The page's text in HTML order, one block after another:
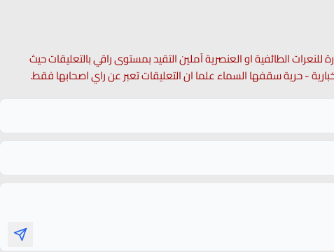
الطائفية او العنصرية آملين التقيد بمستوى راقي بالتعليقات حيث
- حرية سقفها السماء علما ان التعليقات تعبر عن راي اصحابها فقط.